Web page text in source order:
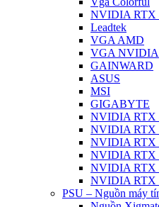
NVIDIA RTX
Leadtek
VGA AMD
VGA NVIDIA
GAINWARD
ASUS
MSI
GIGABYTE
NVIDIA RTX
NVIDIA RTX
NVIDIA RTX
NVIDIA RTX
NVIDIA RTX
NVIDIA RTX
PSU – Nguồn máy